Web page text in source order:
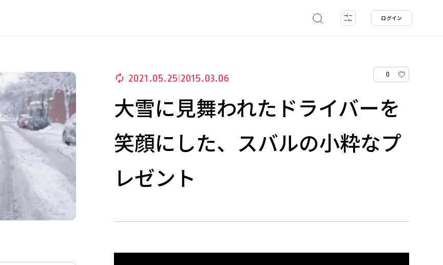
ログイン
2021.05.25 2015.03.06 0
大雪に見舞われたドライバーを
笑顔にした、スバルの小粋なプ
レゼント